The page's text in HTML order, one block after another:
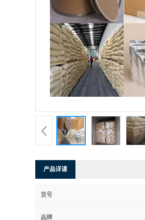
产品详请
货号
品牌